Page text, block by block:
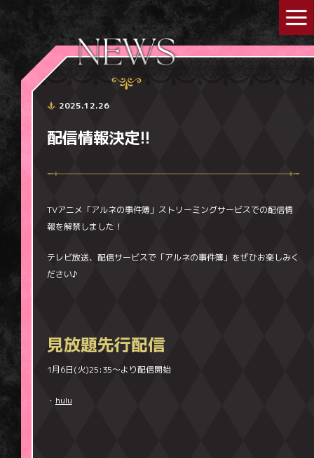
2025.12.26
配信情報決定!!
TVアニメ「アルネの事件簿」ストリーミングサービスでの配信情
報を解禁しました！
テレビ放送、配信サービスで「アルネの事件簿」をぜひお楽しみく
ださい♪
見放題先行配信
1月6日(火)25:35～より配信開始
・ hulu